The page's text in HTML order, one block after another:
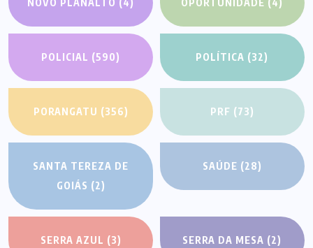
NOVO PLANALTO (4) OPORTUNIDADE (4)
POLICIAL (590) POLÍTICA (32)
PORANGATU (356) PRF (73)
SANTA TEREZA DE
GOIÁS (2)
SAÚDE (28)
SERRA AZUL (3) SERRA DA MESA (2)